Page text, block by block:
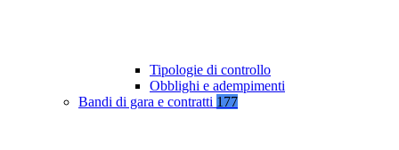
Tipologie di controllo
Obblighi e adempimenti
Bandi di gara e contratti 177